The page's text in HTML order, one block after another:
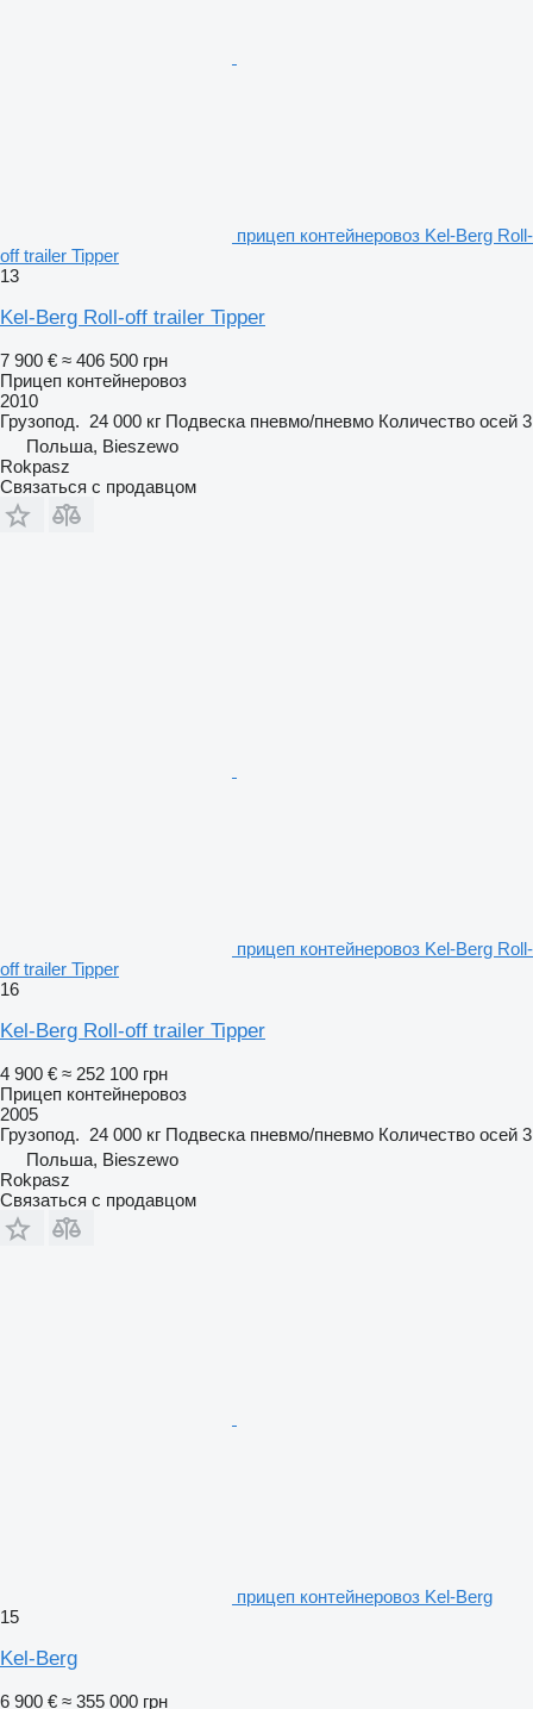
прицеп контейнеровоз Kel-Berg Roll-
off trailer Tipper
13
Kel-Berg Roll-off trailer Tipper
7 900 € ≈ 406 500 грн
Прицеп контейнеровоз
2010
Грузопод. 24 000 кг Подвеска пневмо/пневмо Количество осей 3
Польша, Bieszewo
Rokpasz
Связаться с продавцом
прицеп контейнеровоз Kel-Berg Roll-
off trailer Tipper
16
Kel-Berg Roll-off trailer Tipper
4 900 € ≈ 252 100 грн
Прицеп контейнеровоз
2005
Грузопод. 24 000 кг Подвеска пневмо/пневмо Количество осей 3
Польша, Bieszewo
Rokpasz
Связаться с продавцом
прицеп контейнеровоз Kel-Berg
15
Kel-Berg
6 900 € ≈ 355 000 грн